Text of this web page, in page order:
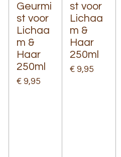
Geurmi
st voor
Lichaa
m &
Haar
250ml
€ 9,95
st voor
Lichaa
m &
Haar
250ml
€ 9,95